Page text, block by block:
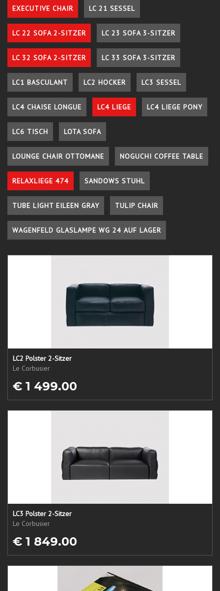
EXECUTIVE CHAIR LC 21 SESSEL
LC 22 SOFA 2-SITZER LC 23 SOFA 3-SITZER
LC 32 SOFA 2-SITZER LC 33 SOFA 3-SITZER
LC1 BASCULANT LC2 HOCKER LC3 SESSEL
LC4 CHAISE LONGUE LC4 LIEGE LC4 LIEGE PONY
LC6 TISCH LOTA SOFA
LOUNGE CHAIR OTTOMANE NOGUCHI COFFEE TABLE
RELAXLIEGE 474 SANDOWS STUHL
TUBE LIGHT EILEEN GRAY TULIP CHAIR
WAGENFELD GLASLAMPE WG 24 AUF LAGER
LC2 Polster 2-Sitzer
Le Corbusier
€ 1 499.00
LC3 Polster 2-Sitzer
Le Corbusier
€ 1 849.00